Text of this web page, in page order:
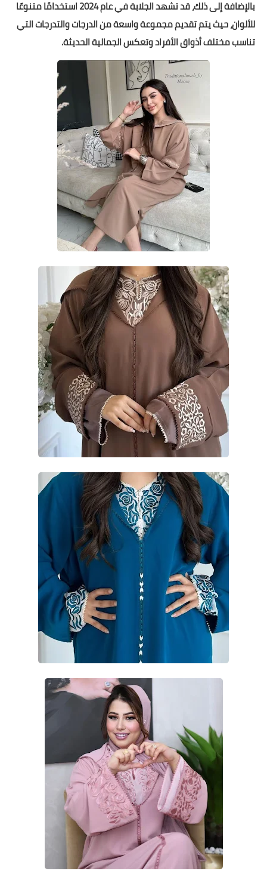
بالإضافة إلى ذلك، قد تشهد الجلابة في عام 2024 استخدامًا متنوعًا
للألوان، حيث يتم تقديم مجموعة واسعة من الدرجات والتدرجات التي
تناسب مختلف أذواق الأفراد وتعكس الجمالية الحديثة.